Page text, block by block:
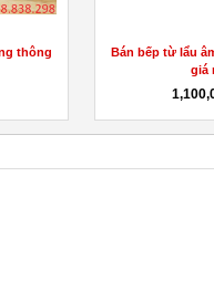
thông
Bán bếp từ lẩu
giá